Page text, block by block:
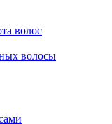
волос
волосы